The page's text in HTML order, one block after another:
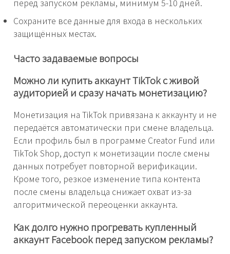
Сохраните все данные для входа в нескольких
защищённых местах.
Часто задаваемые вопросы
Можно ли купить аккаунт TikTok с живой
аудиторией и сразу начать монетизацию?
Монетизация на TikTok привязана к аккаунту и не
передаётся автоматически при смене владельца.
Если профиль был в программе Creator Fund или
TikTok Shop, доступ к монетизации после смены
данных потребует повторной верификации.
Кроме того, резкое изменение типа контента
после смены владельца снижает охват из-за
алгоритмической переоценки аккаунта.
Как долго нужно прогревать купленный
аккаунт Facebook перед запуском рекламы?